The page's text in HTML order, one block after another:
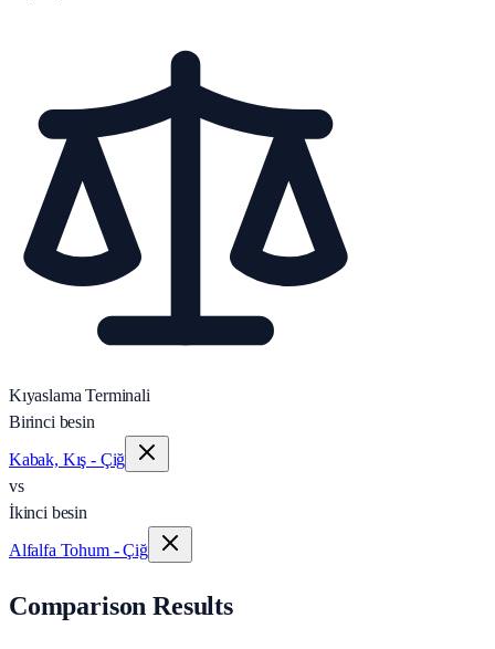
Kıyaslama Terminali
Birinci besin
Kabak, Kış - Çiğ
vs
İkinci besin
Alfalfa Tohum - Çiğ
Comparison Results